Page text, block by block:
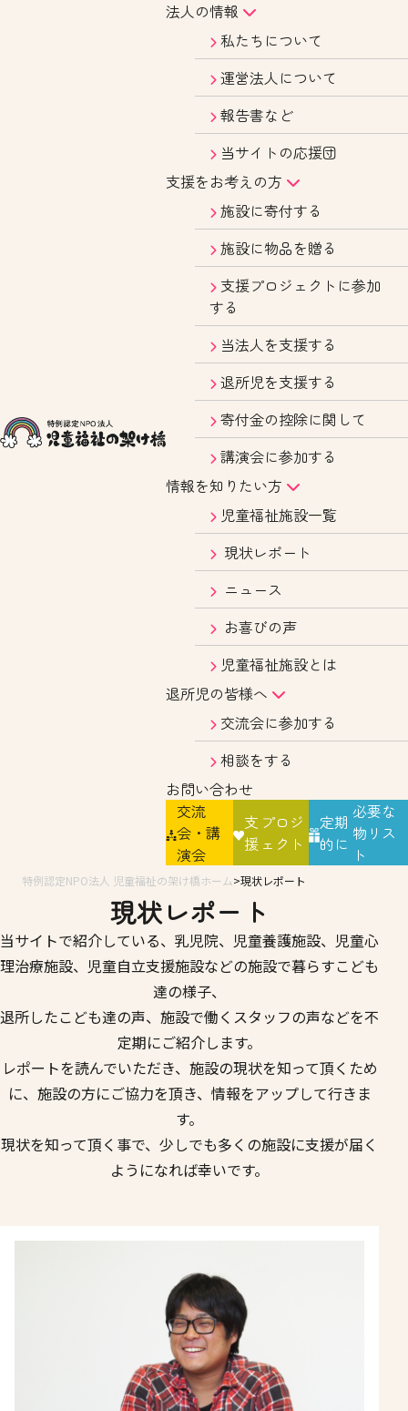
法人の情報
私たちについて
運営法人について
報告書など
当サイトの応援団
支援をお考えの方
施設に寄付する
施設に物品を贈る
支援プロジェクトに参加
する
当法人を支援する
退所児を支援する
寄付金の控除に関して
講演会に参加する
情報を知りたい方
児童福祉施設一覧
現状レポート
ニュース
お喜びの声
児童福祉施設とは
退所児の皆様へ
交流会に参加する
相談をする
お問い合わせ
交流
会・講
演会
支
援
プロジ
ェクト
定期
的に
必要な
物リス
ト
特例認定NPO法人 児童福祉の架け橋ホーム 現状レポート
現状レポート
当サイトで紹介している、乳児院、児童養護施設、児童心
理治療施設、児童自立支援施設などの施設で暮らすこども
達の様子、
退所したこども達の声、施設で働くスタッフの声などを不
定期にご紹介します。
レポートを読んでいただき、施設の現状を知って頂くため
に、施設の方にご協力を頂き、情報をアップして行きま
す。
現状を知って頂く事で、少しでも多くの施設に支援が届く
ようになれば幸いです。